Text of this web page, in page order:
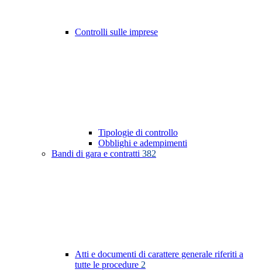
Controlli sulle imprese
Tipologie di controllo
Obblighi e adempimenti
Bandi di gara e contratti 382
Atti e documenti di carattere generale riferiti a
tutte le procedure 2